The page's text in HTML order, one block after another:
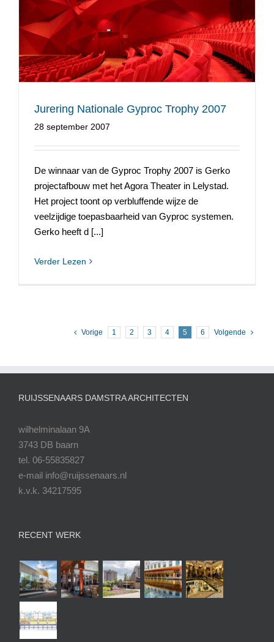
Jurering Nationale Gyproc Trophy 2007
Jurering Nationale Gyproc Trophy 2007
28 september 2007
De winnaar van de Gyproc Trophy 2007 is Gerko
projectafbouw met het Agora Theater in Lelystad.
Het project toont op verbluffende wijze de
veelzijdige toepasbaarheid van Gyproc systemen.
Gerko heeft d [...]
Verder Lezen
Vorige 1 2 3 4 5 6 Volgende
RUIJSSENAARS DAMSTRA ARCHITECTEN
wilhelminalaan 9A
3743 DB baarn
tel. 06-55835827
e-mail info@ruijssenaars.nl
k.v.k. 34217595
RECENT WERK